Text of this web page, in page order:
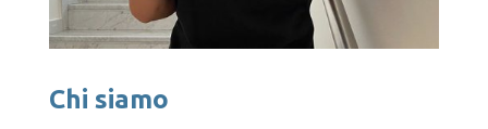
Chi siamo